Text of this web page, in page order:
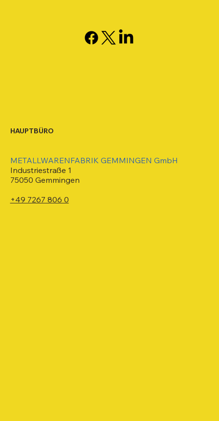
METALLWARENFABRIK GEMMINGEN GmbH
Industriestraße 1
75050 Gemmingen
+49 7267 806 0
HAUPTBÜRO